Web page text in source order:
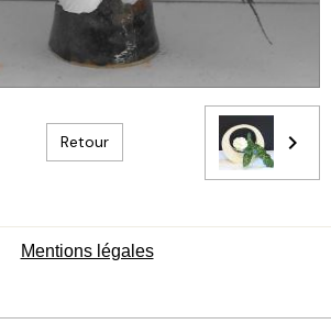
Retour
Mentions légales